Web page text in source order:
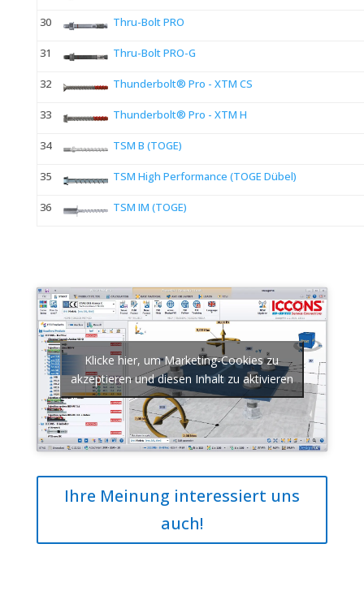
30 Thru-Bolt PRO
31 Thru-Bolt PRO-G
32 Thunderbolt® Pro - XTM CS
33 Thunderbolt® Pro - XTM H
34 TSM B (TOGE)
35 TSM High Performance (TOGE Dübel)
36 TSM IM (TOGE)
Klicke hier, um Marketing-Cookies zu
akzeptieren und diesen Inhalt zu aktivieren
Ihre Meinung interessiert uns
auch!